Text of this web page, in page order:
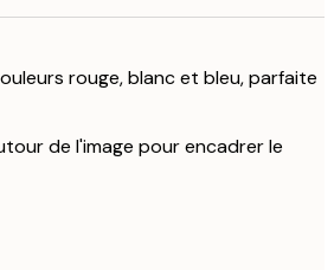
rouge, blanc et bleu, parfaite
de l'image pour encadrer le